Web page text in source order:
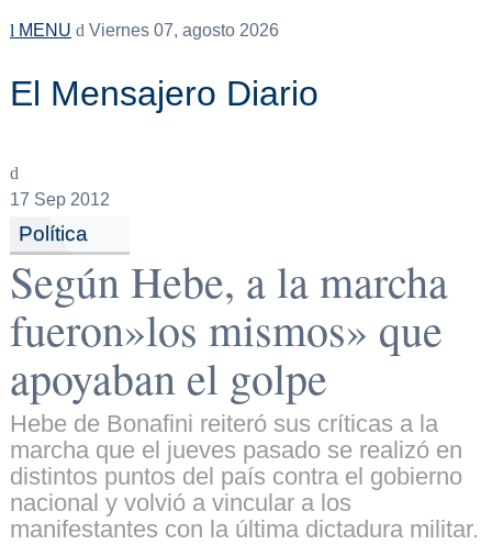
MENU Viernes 07, agosto 2026
El Mensajero Diario
17 Sep 2012
Política
Según Hebe, a la marcha
fueron»los mismos» que
apoyaban el golpe
Hebe de Bonafini reiteró sus críticas a la
marcha que el jueves pasado se realizó en
distintos puntos del país contra el gobierno
nacional y volvió a vincular a los
manifestantes con la última dictadura militar.